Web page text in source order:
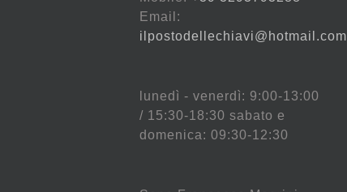
Email:
ilpostodellechiavi@hotmail.com
lunedì - venerdì: 9:00-13:00
/ 15:30-18:30 sabato e
domenica: 09:30-12:30